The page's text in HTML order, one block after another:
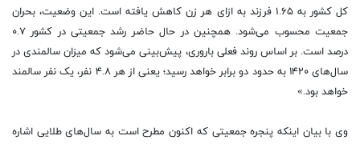
کل کشور به ١.۶۵ فرزند به ازای هر زن کاهش یافته است. این وضعیت، بحران
جمعیت محسوب می‌شود. همچنین در حال حاضر رشد جمعیتی در کشور ۰.۷
درصد است. بر اساس روند فعلی باروری، پیش‌بینی می‌شود که میزان سالمندی در
سال‌های ۱۴۲۰ به حدود دو برابر خواهد رسید؛ یعنی از هر ۴.۸ نفر، یک نفر سالمند
خواهد بود.»
وی با بیان اینکه پنجره جمعیتی که اکنون مطرح است به سال‌های طلایی اشاره